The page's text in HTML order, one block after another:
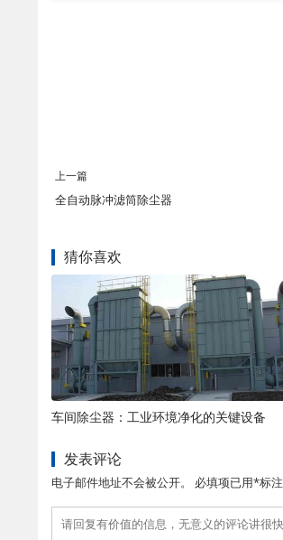
上一篇
全自动脉冲滤筒除尘器
猜你喜欢
车间除尘器：工业环境净化的关键设备
发表评论
电子邮件地址不会被公开。 必填项已用*标注